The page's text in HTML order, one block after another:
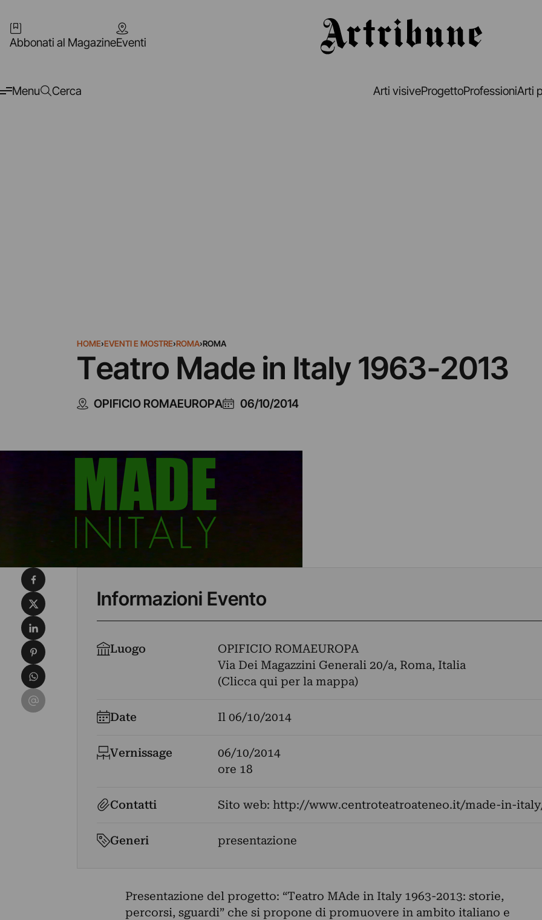
Abbonati al MagazineEventi
Menu Cerca Arti visiveProgettoProfessioniArti
HOME›EVENTI E MOSTRE›ROMA›ROMA
Teatro Made in Italy 1963-2013
OPIFICIO ROMAEUROPA 06/10/2014
Informazioni Evento
Luogo
OPIFICIO ROMAEUROPA
Via Dei Magazzini Generali 20/a, Roma, Italia
(Clicca qui per la mappa)
Date Il 06/10/2014
Vernissage
06/10/2014
ore 18
Contatti Sito web: http://www.centroteatroateneo.it/made-in-
Generi presentazione
Presentazione del progetto: “Teatro MAde in Italy 1963-2013: storie,
percorsi, sguardi” che si propone di promuovere in ambito italiano e
Condividi su Facebook
Condividi su X
Condividi su LinkedIn
Condividi su Pinterest
Condividi su WhatsApp
Condividi su Email